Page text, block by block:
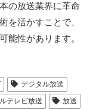
の放送業界に革命
を活かすことで、
能性があります。
デジタル放送
テレビ放送 放送